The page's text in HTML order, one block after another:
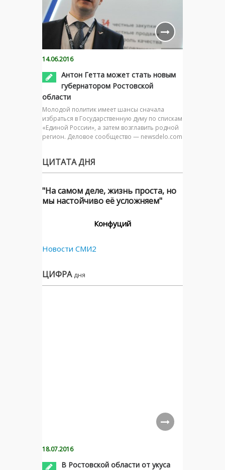
14.06.2016
Антон Гетта может стать новым
губернатором Ростовской
области
Молодой политик имеет шансы сначала
избраться в Государственную думу по спискам
«Единой России», а затем возглавить родной
регион. Деловое сообщество — newsdelo.com
ЦИТАТА ДНЯ
"На самом деле, жизнь проста, но
мы настойчиво её усложняем"
Конфуций
Новости СМИ2
ЦИФРА дня
18.07.2016
В Ростовской области от укуса